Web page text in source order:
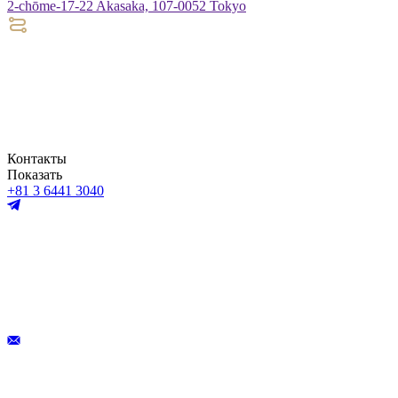
2-chōme-17-22 Akasaka, 107-0052 Tokyo
Контакты
Показать
+81 3 6441 3040